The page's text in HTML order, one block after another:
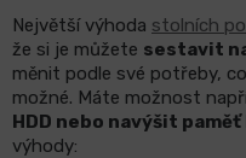
Největší výhoda stolních
že si je můžete sestavit
měnit podle své potřeby,
možné. Máte možnost
HDD nebo navýšit paměť
výhody: